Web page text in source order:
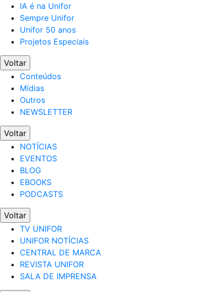
IA é na Unifor
Sempre Unifor
Unifor 50 anos
Projetos Especiais
Voltar
Conteúdos
Mídias
Outros
NEWSLETTER
Voltar
NOTÍCIAS
EVENTOS
BLOG
EBOOKS
PODCASTS
Voltar
TV UNIFOR
UNIFOR NOTÍCIAS
CENTRAL DE MARCA
REVISTA UNIFOR
SALA DE IMPRENSA